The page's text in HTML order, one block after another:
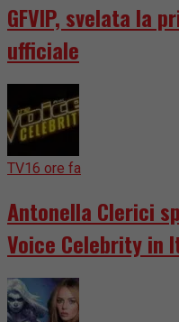
GFVIP, svelata la
ufficiale
TV16 ore fa
Antonella Clerici
Voice Celebrity in